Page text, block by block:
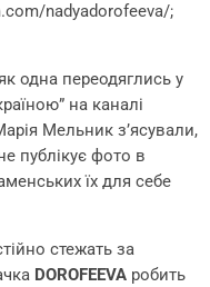
nadyadorofeeva/;
одна переодяглись у
на каналі
Мельник з’ясували,
публікує фото в
їх для себе
стежать за
DOROFEEVA робить